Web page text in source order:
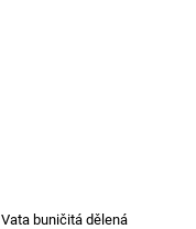
Vata buničitá dělená